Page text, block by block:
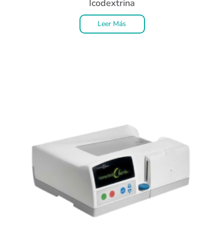
Icodextrina
Leer Más